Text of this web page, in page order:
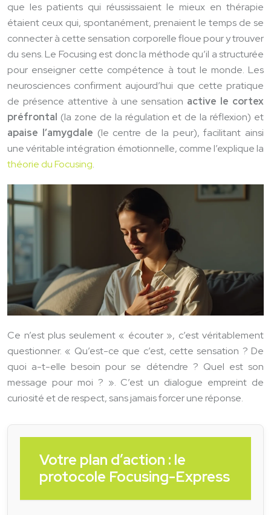
que les patients qui réussissaient le mieux en thérapie
étaient ceux qui, spontanément, prenaient le temps de se
connecter à cette sensation corporelle floue pour y trouver
du sens. Le Focusing est donc la méthode qu’il a structurée
pour enseigner cette compétence à tout le monde. Les
neurosciences confirment aujourd’hui que cette pratique
de présence attentive à une sensation active le cortex
préfrontal (la zone de la régulation et de la réflexion) et
apaise l’amygdale (le centre de la peur), facilitant ainsi
une véritable intégration émotionnelle, comme l’explique la
théorie du Focusing.
Ce n’est plus seulement « écouter », c’est véritablement
questionner. « Qu’est-ce que c’est, cette sensation ? De
quoi a-t-elle besoin pour se détendre ? Quel est son
message pour moi ? ». C’est un dialogue empreint de
curiosité et de respect, sans jamais forcer une réponse.
Votre plan d’action : le
protocole Focusing-Express